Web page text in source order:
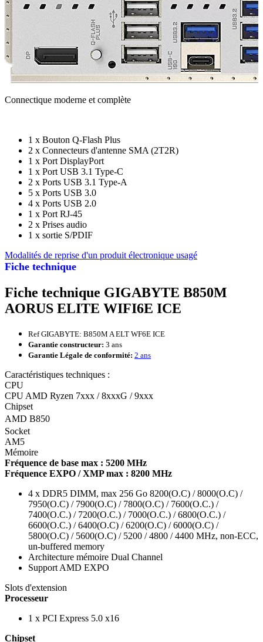
Fiche technique
Connectique moderne et complète
1 x Bouton Q-Flash Plus
2 x Connecteurs d'antenne SMA (2T2R)
1 x Port DisplayPort
1 x Port USB 3.1 Type-C
2 x Ports USB 3.1 Type-A
5 x Ports USB 3.0
4 x Ports USB 2.0
1 x Port RJ-45
2 x Prises audio
1 x sortie S/PDIF
Modalités de reprise d'un produit électronique usagé
Fiche technique GIGABYTE B850M
AORUS ELITE WIFI6E ICE
Ref GIGABYTE: B850M A ELT WF6E ICE
Garantie constructeur: 3 ans
Garantie Légale de conformité: 2 ans
Caractéristiques techniques :
CPU
CPU AMD Ryzen 7xxx / 8xxxG / 9xxx
Chipset
AMD B850
Socket
AM5
Mémoire
Fréquence de base max : 5200 MHz
Fréquence EXPO / XMP max : 8200 MHz
4 x DDR5 DIMM, max 256 Go 8200(O.C) / 8000(O.C) /
7950(O.C) / 7900(O.C) / 7800(O.C) / 7600(O.C.) /
7400(O.C.) / 7200(O.C.) / 7000(O.C.) / 6800(O.C.) /
6600(O.C.) / 6400(O.C) / 6200(O.C) / 6000(O.C) /
5800(O.C) / 5600(O.C) / 5200 / 4800 / 4400 MHz, non-ECC,
un-buffered memory
Architecture mémoire Dual Channel
Support AMD EXPO
Slots d'extension
Processeur
1 x PCI Express 5.0 x16
Chipset